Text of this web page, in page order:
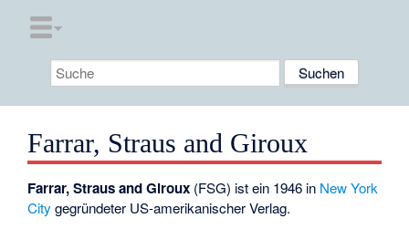
Farrar, Straus and Giroux
Farrar, Straus and Giroux (FSG) ist ein 1946 in New York
City gegründeter US-amerikanischer Verlag.